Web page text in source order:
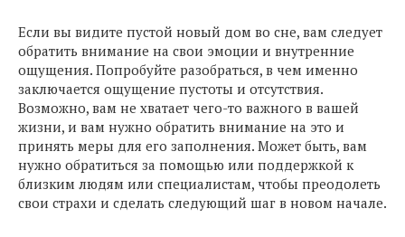
Если вы видите пустой новый дом во сне, вам следует
обратить внимание на свои эмоции и внутренние
ощущения. Попробуйте разобраться, в чем именно
заключается ощущение пустоты и отсутствия.
Возможно, вам не хватает чего-то важного в вашей
жизни, и вам нужно обратить внимание на это и
принять меры для его заполнения. Может быть, вам
нужно обратиться за помощью или поддержкой к
близким людям или специалистам, чтобы преодолеть
свои страхи и сделать следующий шаг в новом начале.